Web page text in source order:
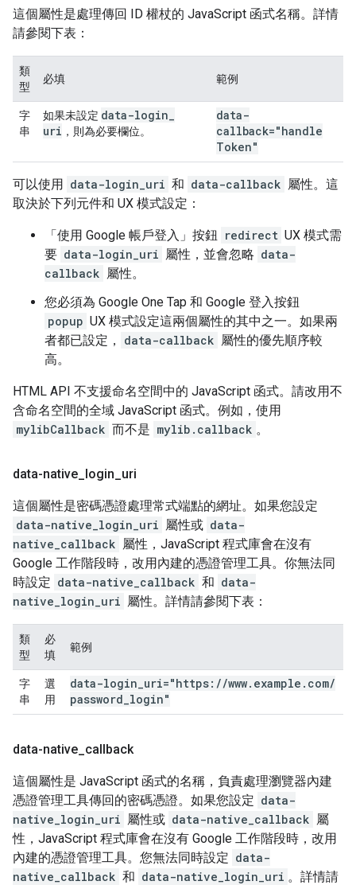
這個屬性是處理傳回 ID 權杖的 JavaScript 函式名稱。詳情
請參閱下表：
類
型
必填 範例
字
串
如果未設定 data-login
uri ，則為必要欄位。
data-
callback="handle
Token"
可以使用 data-login_uri 和 data-callback 屬性。這
取決於下列元件和 UX 模式設定：
「使用 Google 帳戶登入」按鈕 redirect UX 模式需
要 data-login_uri 屬性，並會忽略 data-
callback 屬性。
您必須為 Google One Tap 和 Google 登入按鈕
popup UX 模式設定這兩個屬性的其中之一。如果兩
者都已設定，
data-callback 屬性的優先順序較
高。
HTML API 不支援命名空間中的 JavaScript 函式。請改用不
含命名空間的全域 JavaScript 函式。例如，使用
mylibCallback 而不是 mylib.callback 。
data-native login uri
這個屬性是密碼憑證處理常式端點的網址。如果您設定
data-native_login_uri 屬性或 data-
native_callback 屬性，JavaScript 程式庫會在沒有
Google 工作階段時，改用內建的憑證管理工具。你無法同
時設定 data-native_callback 和 data-
native_login_uri 屬性。詳情請參閱下表：
類
型
必
填
範例
字
串
選
用
data-login uri="https: //www. example . com/
password login"
data-native callback
這個屬性是 JavaScript 函式的名稱，負責處理瀏覽器內建
憑證管理工具傳回的密碼憑證。如果您設定 data-
native_login_uri 屬性或 data-native_callback 屬
性，JavaScript 程式庫會在沒有 Google 工作階段時，改用
內建的憑證管理工具。您無法同時設定 data-
native_callback 和 data-native_login_uri 。詳情請